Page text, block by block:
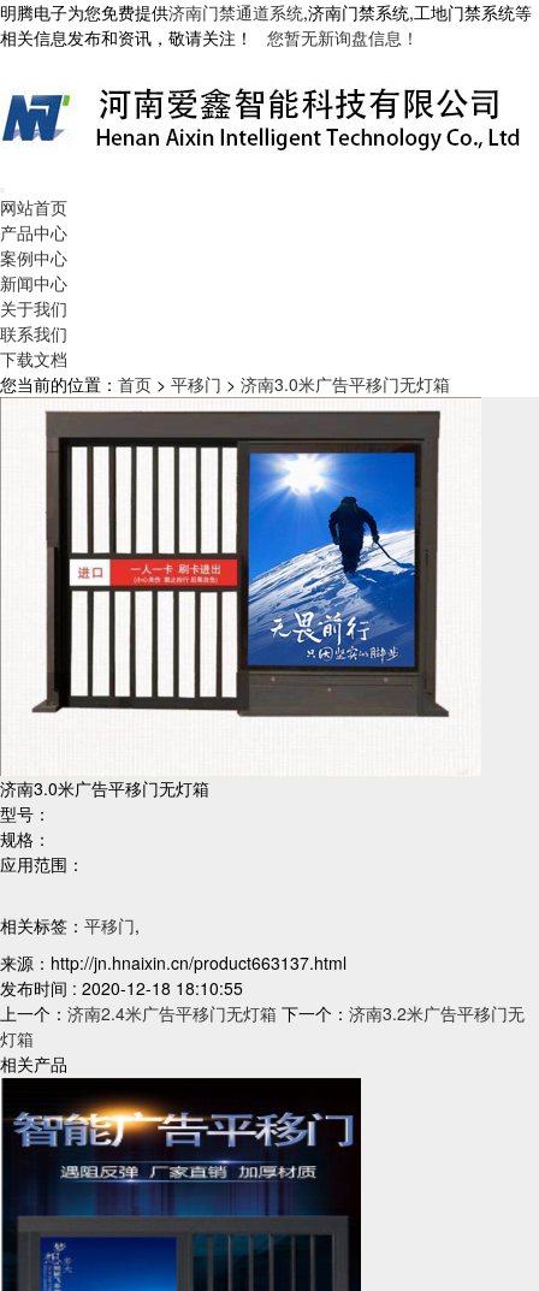
明腾电子为您免费提供济南门禁通道系统,济南门禁系统,工地门禁系统等
相关信息发布和资讯，敬请关注！ 您暂无新询盘信息！
网站首页
产品中心
案例中心
新闻中心
关于我们
联系我们
下载文档
您当前的位置： 首页 > 平移门 > 济南3.0米广告平移门无灯箱
济南3.0米广告平移门无灯箱
型号：
规格：
应用范围：
相关标签： 平移门,
来源：http://jn.hnaixin.cn/product663137.html
发布时间 : 2020-12-18 18:10:55
上一个： 济南2.4米广告平移门无灯箱 下一个： 济南3.2米广告平移门无
灯箱
相关产品